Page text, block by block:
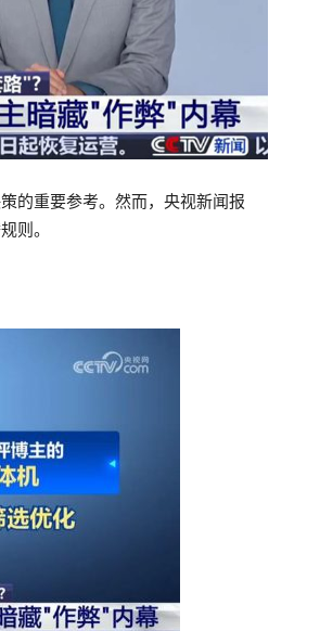
的重要参考。然而，央视新闻报
则。